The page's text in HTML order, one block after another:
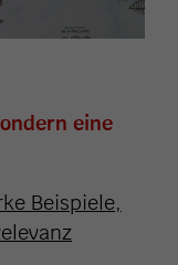
eine
Beispiele,